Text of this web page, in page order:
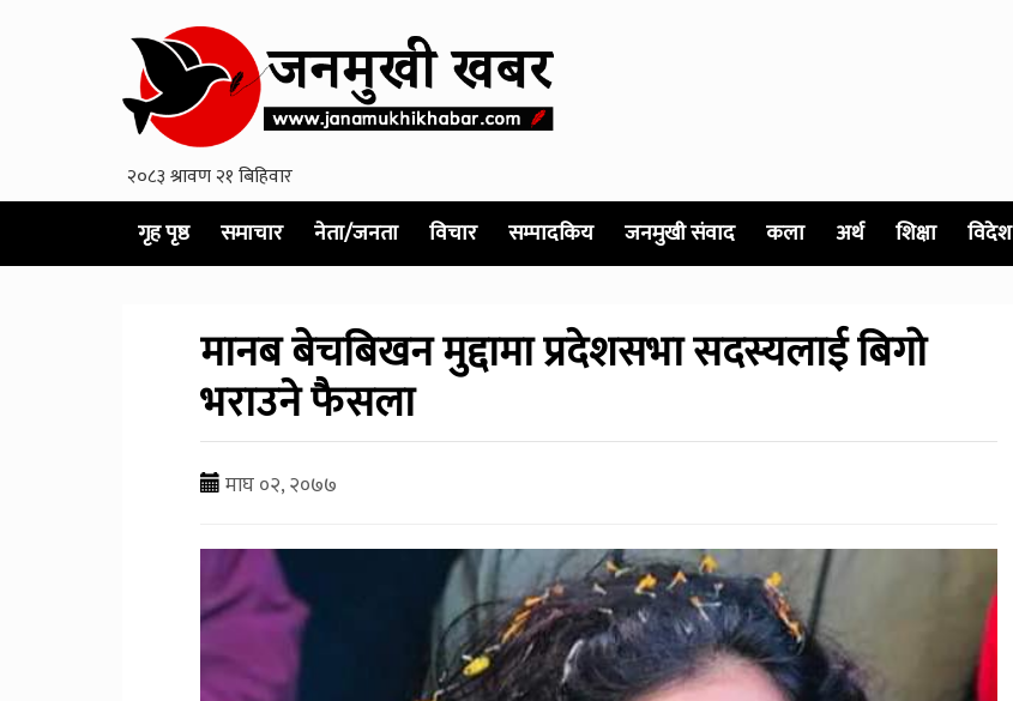
गृह पृष्ठ समाचार नेता/जनता विचार सम्पादकिय जनमुखी संवाद कला अर्थ शिक्षा विदेश
मानब बेचबिखन मुद्दामा प्रदेशसभा सदस्यलाई बिगो
भराउने फैसला
माघ ०२, २०७७